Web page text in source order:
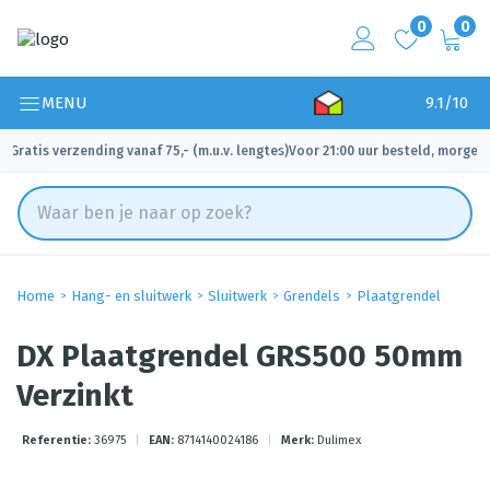
0 0
MENU 9.1/10
Gratis verzending vanaf 75,- (m.u.v. lengtes)
✓ Voor 21:00 uur besteld, morgen
Home Hang- en sluitwerk Sluitwerk Grendels Plaatgrendel
DX Plaatgrendel GRS500 50mm
Verzinkt
Referentie: 36975 EAN: 8714140024186 Merk: Dulimex